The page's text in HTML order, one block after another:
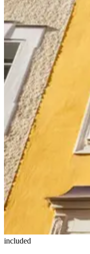
included